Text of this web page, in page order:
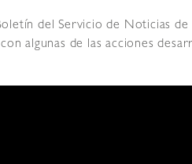
del Servicio de Noticias de
algunas de las acciones